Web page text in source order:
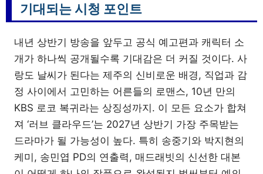
기대되는 시청 포인트
내년 상반기 방송을 앞두고 공식 예고편과 캐릭터 소
개가 하나씩 공개될수록 기대감은 더 커질 것이다. 사
랑도 날씨가 된다는 제주의 신비로운 배경, 직업과 감
정 사이에서 고민하는 어른들의 로맨스, 10년 만의
KBS 로코 복귀라는 상징성까지. 이 모든 요소가 합쳐
져 ‘러브 클라우드’는 2027년 상반기 가장 주목받는
드라마가 될 가능성이 높다. 특히 송중기와 박지현의
케미, 송민엽 PD의 연출력, 매드래빗의 신선한 대본